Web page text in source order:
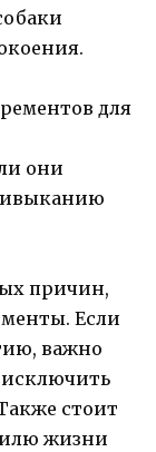
для
они
причин,
Если
важно
исключить
стоит
жизни